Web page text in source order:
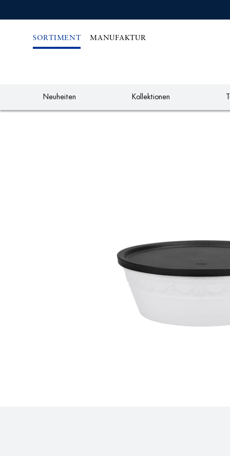
SORTIMENT MANUFAKTUR
Neuheiten Kollektionen